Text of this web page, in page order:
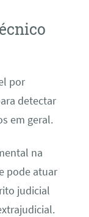
por
detectar
em geral.
na
pode atuar
judicial